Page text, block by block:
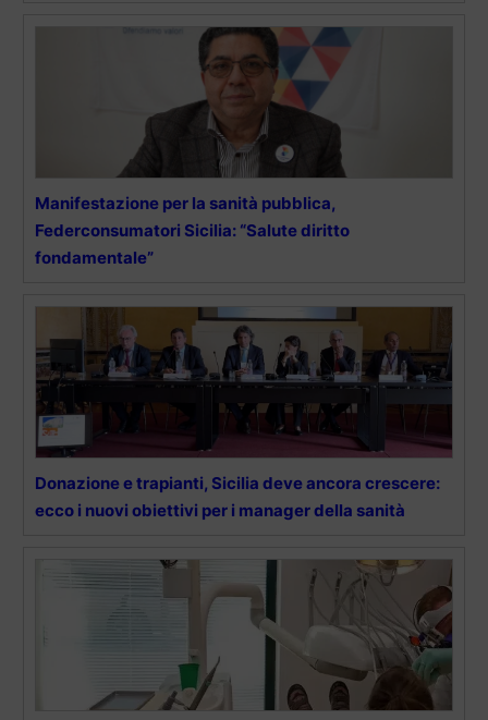
Manifestazione per la sanità pubblica,
Federconsumatori Sicilia: “Salute diritto
fondamentale”
Donazione e trapianti, Sicilia deve ancora crescere:
ecco i nuovi obiettivi per i manager della sanità